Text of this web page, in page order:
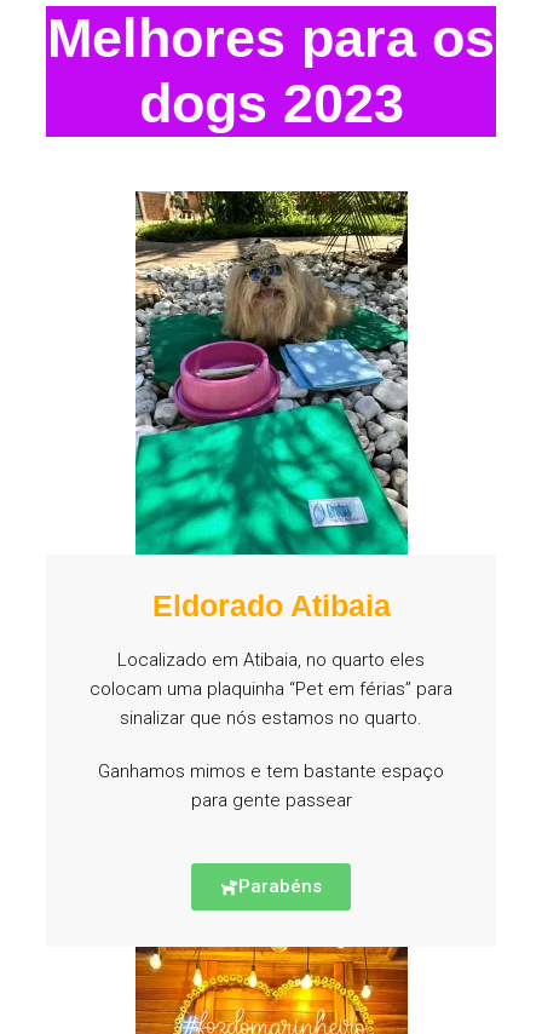
Melhores para os
dogs 2023
Eldorado Atibaia
Localizado em Atibaia, no quarto eles
colocam uma plaquinha “Pet em férias” para
sinalizar que nós estamos no quarto.
Ganhamos mimos e tem bastante espaço
para gente passear
Parabéns